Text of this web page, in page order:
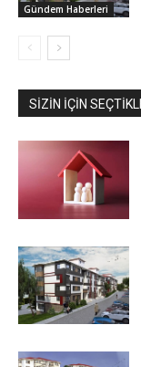
Gündem Haberleri
SIZIN İÇIN